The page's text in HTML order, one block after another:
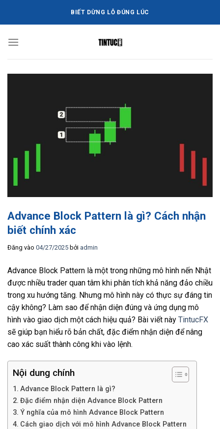
dung
BIẾT DỪNG LỖ ĐÚNG LÚC
Advance Block Pattern là gì? Cách nhận
biết chính xác
Đăng vào 04/27/2025 bởi admin
Advance Block Pattern là một trong những mô hình nến Nhật
được nhiều trader quan tâm khi phân tích khả năng đảo chiều
trong xu hướng tăng. Nhưng mô hình này có thực sự đáng tin
cậy không? Làm sao để nhận diện đúng và ứng dụng mô
hình vào giao dịch một cách hiệu quả? Bài viết này TintucFX
sẽ giúp bạn hiểu rõ bản chất, đặc điểm nhận diện để nâng
cao xác suất thành công khi vào lệnh.
Nội dung chính
Advance Block Pattern là gì?
Đặc điểm nhận diện Advance Block Pattern
Ý nghĩa của mô hình Advance Block Pattern
Cách giao dịch với mô hình Advance Block Pattern